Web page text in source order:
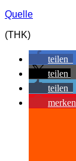
Quelle
(THK)
teilen
teilen
teilen
merken